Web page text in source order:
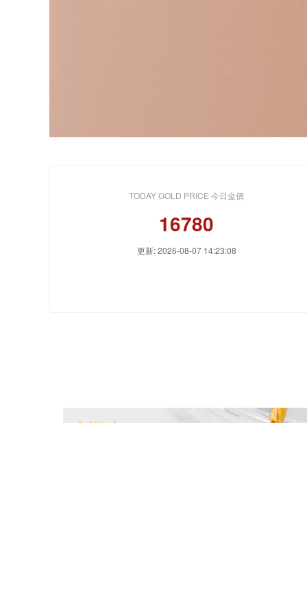
TODAY GOLD PRICE 今日金價
16780
更新: 2026-08-07 14:23:08